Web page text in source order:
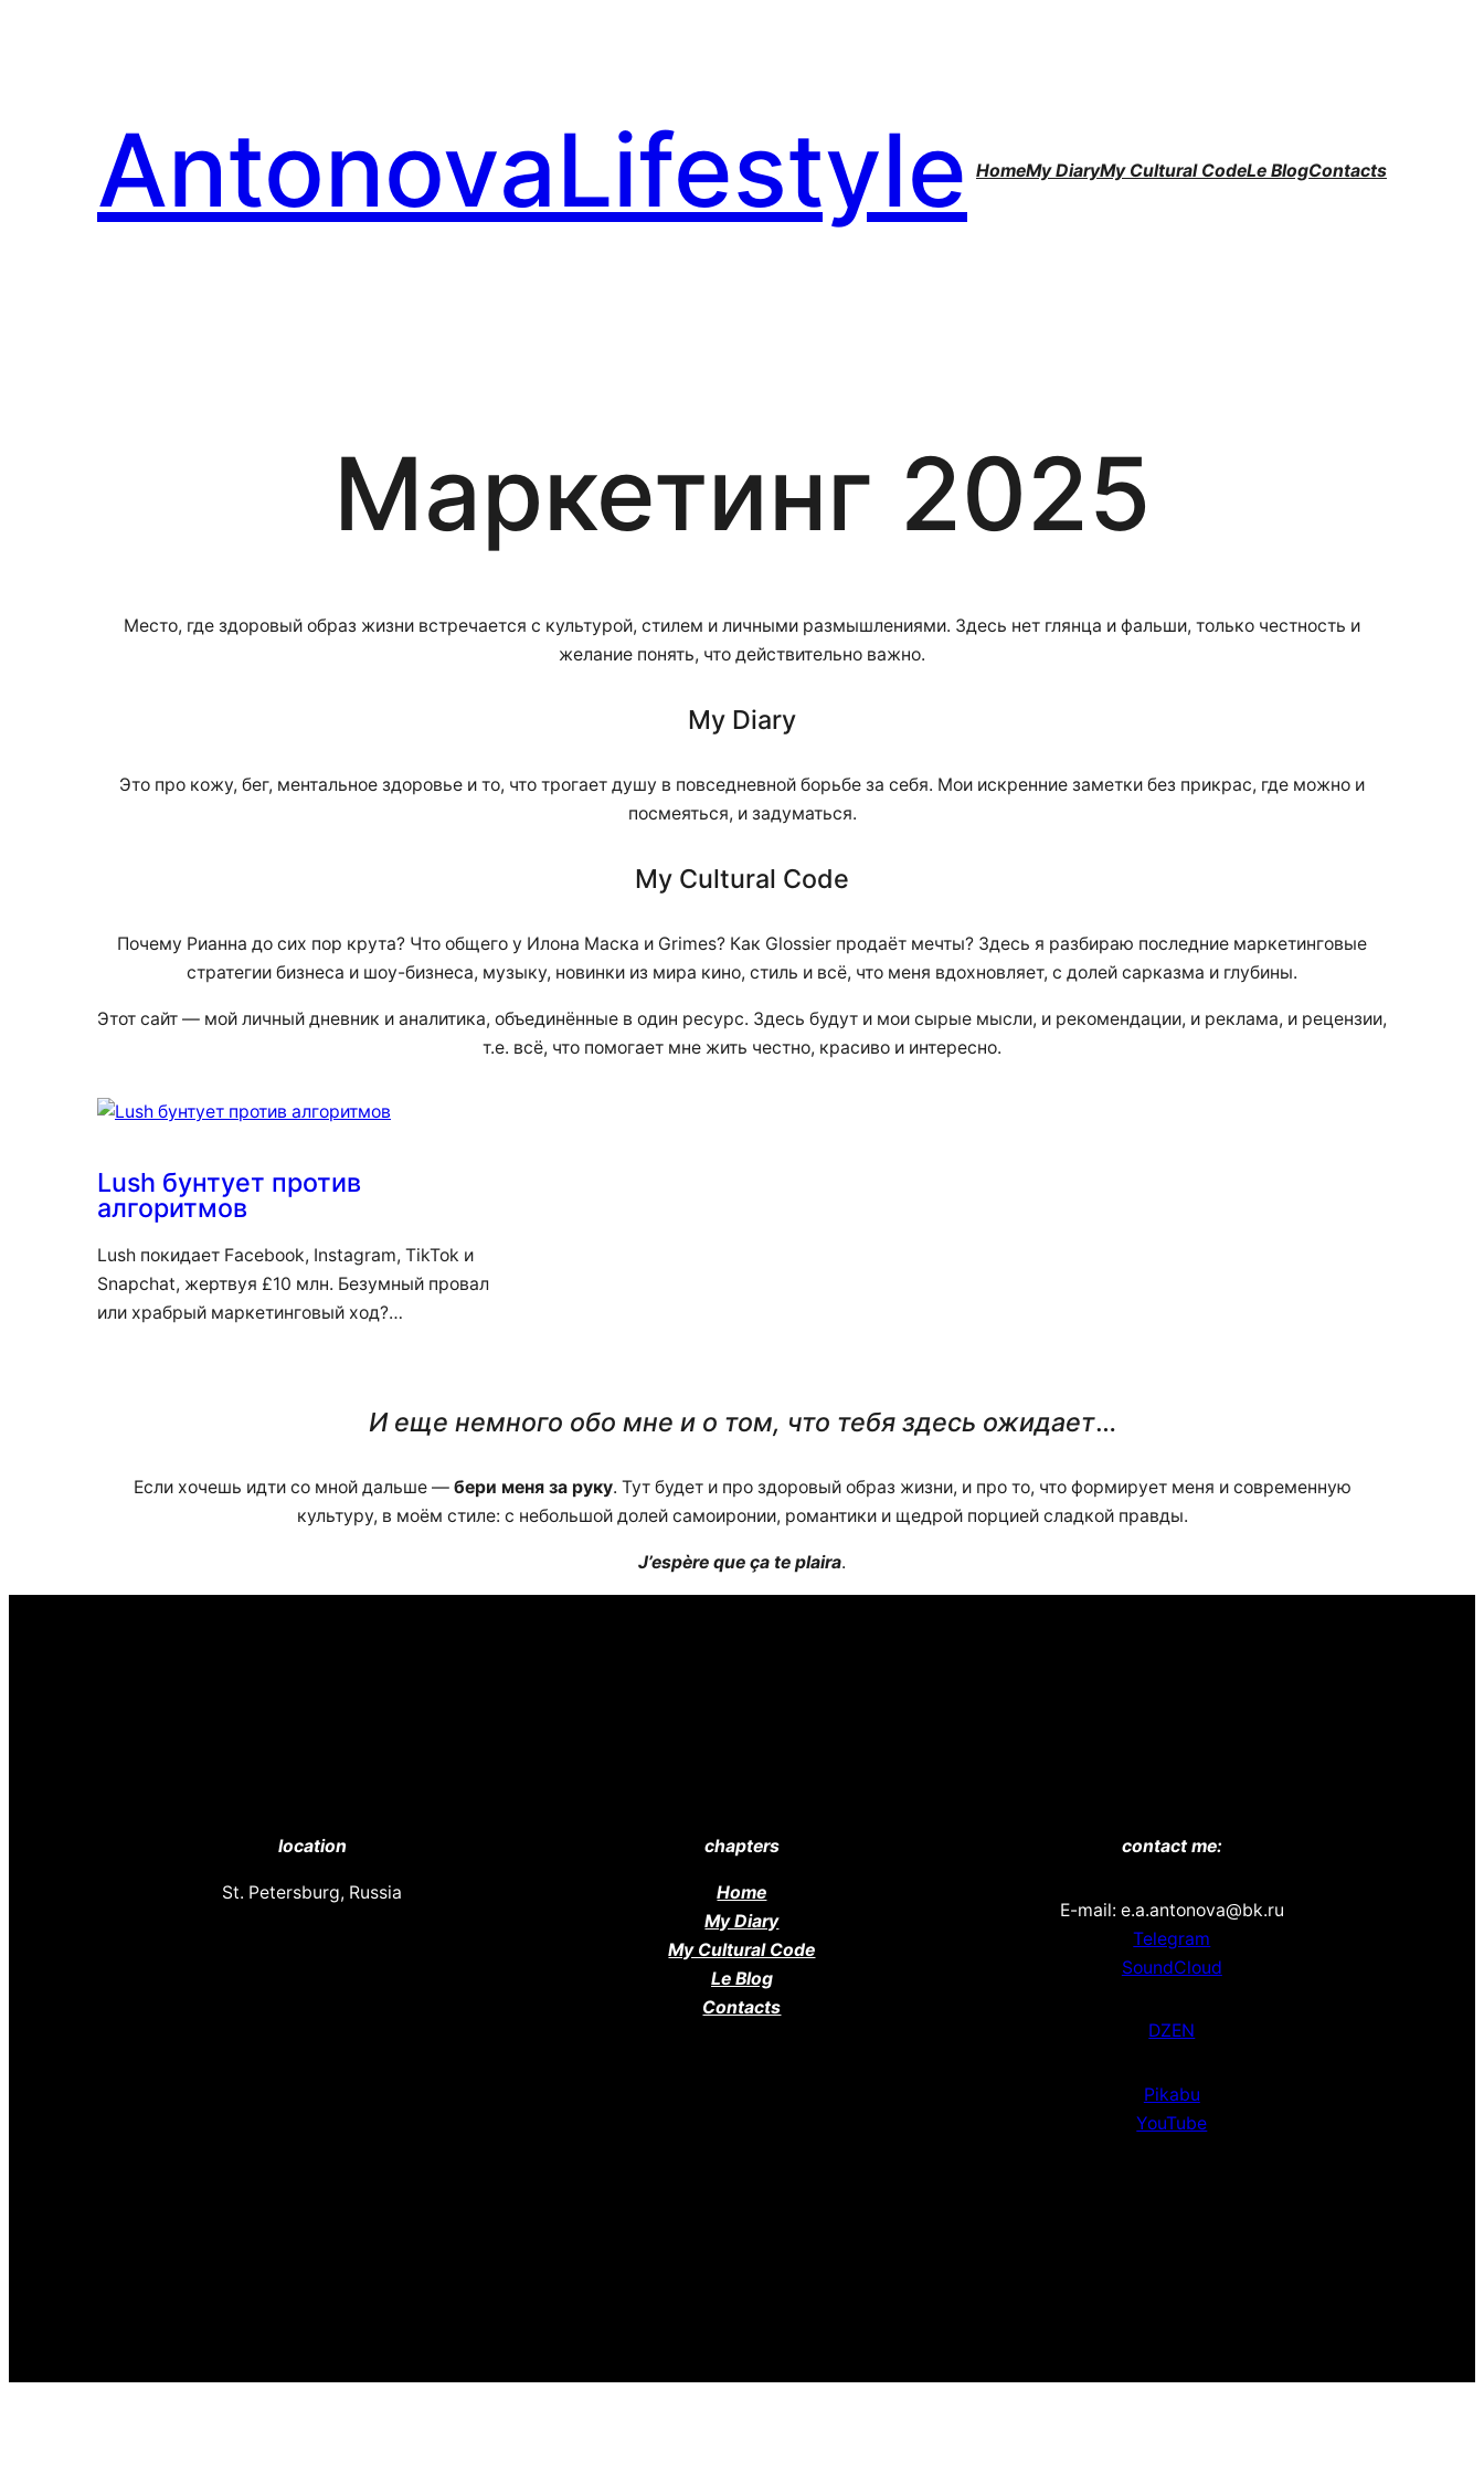
AntonovaLifestyle HomeMy DiaryMy Cultural CodeLe BlogContacts
Маркетинг 2025
Место, где здоровый образ жизни встречается с культурой, стилем и личными размышлениями. Здесь нет глянца и фальши, только честность и
желание понять, что действительно важно.
My Diary
Это про кожу, бег, ментальное здоровье и то, что трогает душу в повседневной борьбе за себя. Мои искренние заметки без прикрас, где можно и
посмеяться, и задуматься.
My Cultural Code
Почему Рианна до сих пор крута? Что общего у Илона Маска и Grimes? Как Glossier продаёт мечты? Здесь я разбираю последние маркетинговые
стратегии бизнеса и шоу-бизнеса, музыку, новинки из мира кино, стиль и всё, что меня вдохновляет, с долей сарказма и глубины.
Этот сайт — мой личный дневник и аналитика, объединённые в один ресурс. Здесь будут и мои сырые мысли, и рекомендации, и реклама, и рецензии,
т.е. всё, что помогает мне жить честно, красиво и интересно.
Lush бунтует против
алгоритмов
Lush покидает Facebook, Instagram, TikTok и
Snapchat, жертвуя £10 млн. Безумный провал
или храбрый маркетинговый ход?…
И еще немного обо мне и о том, что тебя здесь ожидает…
Если хочешь идти со мной дальше — бери меня за руку. Тут будет и про здоровый образ жизни, и про то, что формирует меня и современную
культуру, в моём стиле: с небольшой долей самоиронии, романтики и щедрой порцией сладкой правды.
J’espère que ça te plaira.
location
St. Petersburg, Russia
chapters
Home
My Diary
My Cultural Code
Le Blog
Contacts
contact me:
E-mail: e.a.antonova@bk.ru
Telegram
SoundCloud
DZEN
Pikabu
YouTube